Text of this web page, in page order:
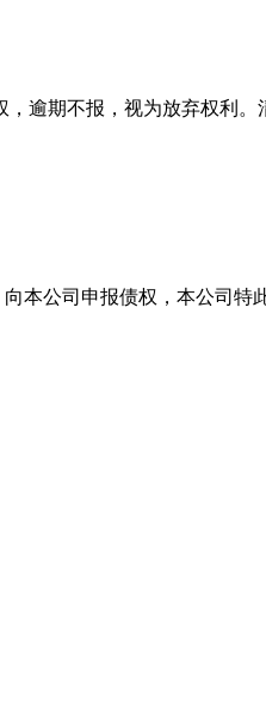
逾期不报，视为放弃权利。
本公司申报债权，本公司特